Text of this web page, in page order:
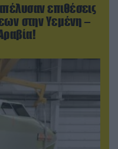
επιθέσεις
στην Υεμένη –